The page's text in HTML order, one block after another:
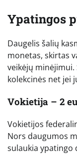
Ypatingos
Daugelis šalių
monetas, skirtas
veikėjų
kolekcinės net jei
Vokietija – 2
Vokietijos
Nors daugumos
sulaukia ypatingo